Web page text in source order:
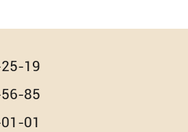
для пайки (тонкая) ГН-7523
⇨
19
85
01